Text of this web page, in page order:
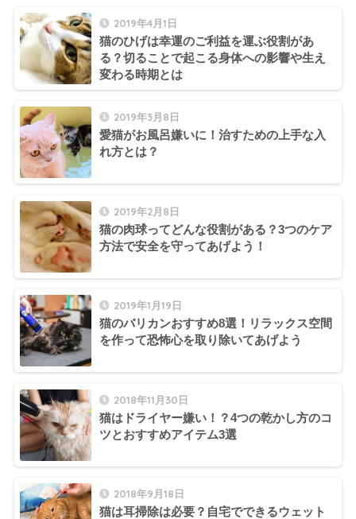
2019年4月1日
猫のひげは幸運のご利益を運ぶ役割があ
る？切ることで起こる身体への影響や生え
変わる時期とは
2019年3月8日
愛猫がお風呂嫌いに！治すための上手な入
れ方とは？
2019年2月8日
猫の肉球ってどんな役割がある？3つのケア
方法で安全を守ってあげよう！
2019年1月19日
猫のバリカンおすすめ8選！リラックス空間
を作って恐怖心を取り除いてあげよう
2018年11月30日
猫はドライヤー嫌い！？4つの乾かし方のコ
ツとおすすめアイテム3選
2018年9月18日
猫は耳掃除は必要？自宅でできるウェット